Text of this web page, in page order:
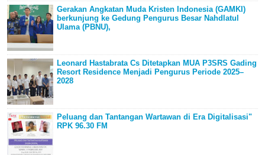
Gerakan Angkatan Muda Kristen Indonesia (GAMKI)
berkunjung ke Gedung Pengurus Besar Nahdlatul
Ulama (PBNU),
Leonard Hastabrata Cs Ditetapkan MUA P3SRS Gading
Resort Residence Menjadi Pengurus Periode 2025–
2028
Peluang dan Tantangan Wartawan di Era Digitalisasi"
RPK 96.30 FM